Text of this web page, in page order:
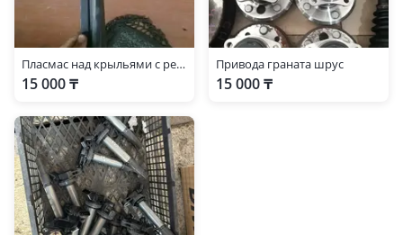
Пласмас над крыльями с резинками
15 000 ₸
Привода граната шрус
15 000 ₸